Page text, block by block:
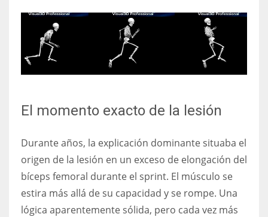
El momento exacto de la lesión
Durante años, la explicación dominante situaba el
origen de la lesión en un exceso de elongación del
bíceps femoral durante el sprint. El músculo se
estira más allá de su capacidad y se rompe. Una
lógica aparentemente sólida, pero cada vez más